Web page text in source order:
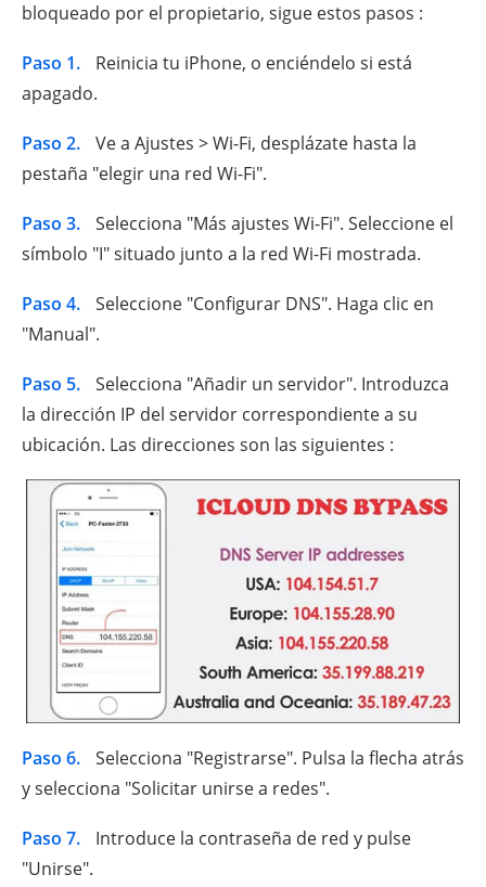
bloqueado por el propietario, sigue estos pasos :
Paso 1.
Reinicia tu iPhone, o enciéndelo si está
apagado.
Paso 2.
Ve a Ajustes > Wi-Fi, desplázate hasta la
pestaña "elegir una red Wi-Fi".
Paso 3.
Selecciona "Más ajustes Wi-Fi". Seleccione el
símbolo "I" situado junto a la red Wi-Fi mostrada.
Paso 4.
Seleccione "Configurar DNS". Haga clic en
"Manual".
Paso 5.
Selecciona "Añadir un servidor". Introduzca
la dirección IP del servidor correspondiente a su
ubicación. Las direcciones son las siguientes :
Paso 6.
Selecciona "Registrarse". Pulsa la flecha atrás
y selecciona "Solicitar unirse a redes".
Paso 7.
Introduce la contraseña de red y pulse
"Unirse".